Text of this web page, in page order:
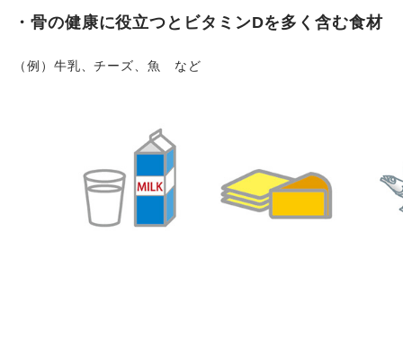
・骨の健康に役立つとビタミンDを多く含む食材
（例）牛乳、チーズ、魚 など